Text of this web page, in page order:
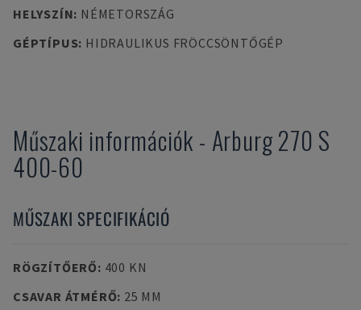
HELYSZÍN: NÉMETORSZÁG
GÉPTÍPUS: HIDRAULIKUS FRÖCCSÖNTŐGÉP
Műszaki információk - Arburg270 S
400-60
MŰSZAKI SPECIFIKÁCIÓ
RÖGZÍTŐERŐ: 400 KN
CSAVAR ÁTMÉRŐ: 25 MM